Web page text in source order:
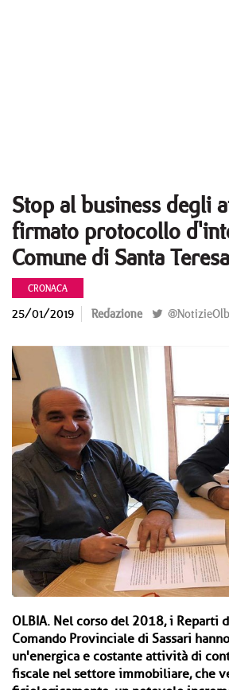
Stop al business degli
firmato protocollo
Comune di Santa
CRONACA
25/01/2019 Redazione
OLBIA. Nel corso del 2018, i Reparti
Comando Provinciale di Sassari
un'energica e costante attività di
fiscale nel settore immobiliare, che